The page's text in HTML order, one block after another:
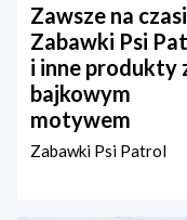
Zawsze na
Zabawki Psi
i inne produkty
bajkowym
motywem
Zabawki Psi Patrol